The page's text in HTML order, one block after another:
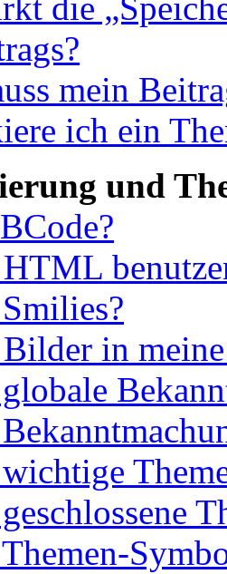
die
mein
ich ein
und
in